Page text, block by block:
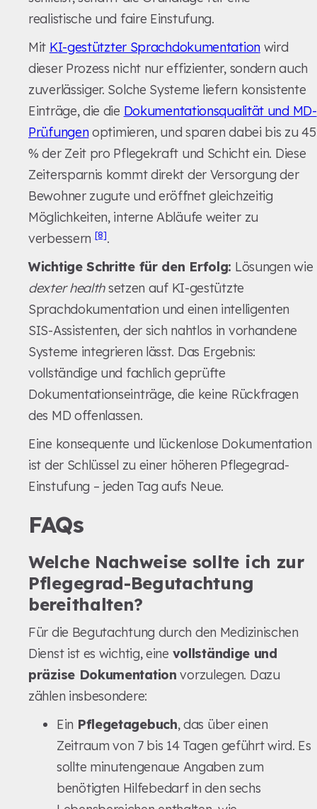
realistische und faire Einstufung.
Mit KI-gestützter Sprachdokumentation wird
dieser Prozess nicht nur effizienter, sondern auch
zuverlässiger. Solche Systeme liefern konsistente
Einträge, die die Dokumentationsqualität und MD-
Prüfungen optimieren, und sparen dabei bis zu 45
% der Zeit pro Pflegekraft und Schicht ein. Diese
Zeitersparnis kommt direkt der Versorgung der
Bewohner zugute und eröffnet gleichzeitig
Möglichkeiten, interne Abläufe weiter zu
verbessern[8].
Wichtige Schritte für den Erfolg: Lösungen wie
dexter healthsetzen auf KI-gestützte
Sprachdokumentation und einen intelligenten
SIS-Assistenten, der sich nahtlos in vorhandene
Systeme integrieren lässt. Das Ergebnis:
vollständige und fachlich geprüfte
Dokumentationseinträge, die keine Rückfragen
des MD offenlassen.
Eine konsequente und lückenlose Dokumentation
ist der Schlüssel zu einer höheren Pflegegrad-
Einstufung – jeden Tag aufs Neue.
FAQs
Welche Nachweise sollte ich zur
Pflegegrad-Begutachtung
bereithalten?
Für die Begutachtung durch den Medizinischen
Dienst ist es wichtig, eine vollständige und
präzise Dokumentation vorzulegen. Dazu
zählen insbesondere:
Ein Pflegetagebuch, das über einen
Zeitraum von 7 bis 14 Tagen geführt wird. Es
sollte minutengenaue Angaben zum
benötigten Hilfebedarf in den sechs